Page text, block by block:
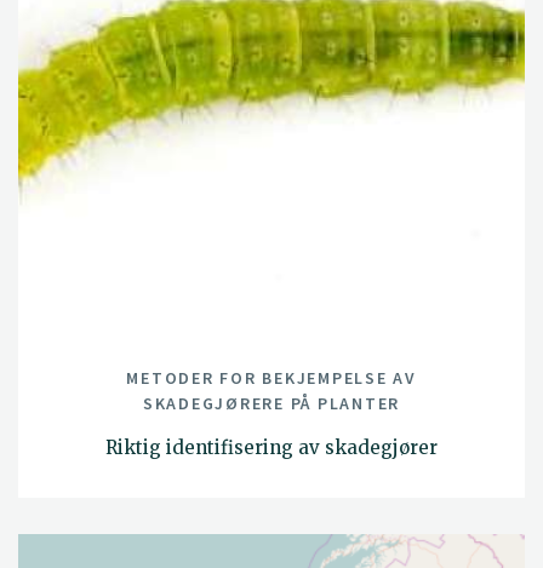
METODER FOR BEKJEMPELSE AV
SKADEGJØRERE PÅ PLANTER
Riktig identifisering av skadegjører